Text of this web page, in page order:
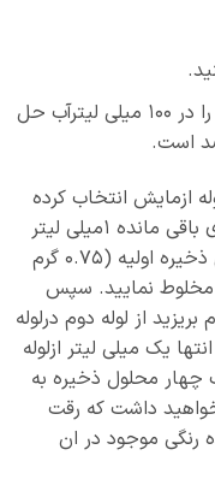
750 میلی گرم از پودر رنگی اوانس بلو را در 100 میلی لیترآب حل
لوله ازمایش انتخاب کرده
درلوله اول 2میلی لیتر ودرهریک ازلوله های باقی مانده 1میلی لیتر
آب مقطر بریزید. 20 میکرولیتر از محلول ذخیره اولیه (0.75 گرم
مخلوط نمایید. سپس
بریزید از لوله دوم درلوله
یک میلی لیتر ازلوله
چهار محلول ذخیره به
های 100/1، 200/1 ، 400/1 و 800/1 خواهید داشت که رقت
رنگی موجود در ان